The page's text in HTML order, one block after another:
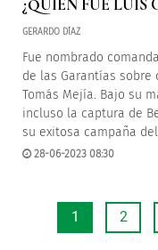
¿QUIÉN FUE LUIS
GERARDO DÍAZ
Fue nombrado
de las Garantías sobre
Tomás Mejía. Bajo su
incluso la captura de
su exitosa campaña
28-06-2023 08:30
1 2